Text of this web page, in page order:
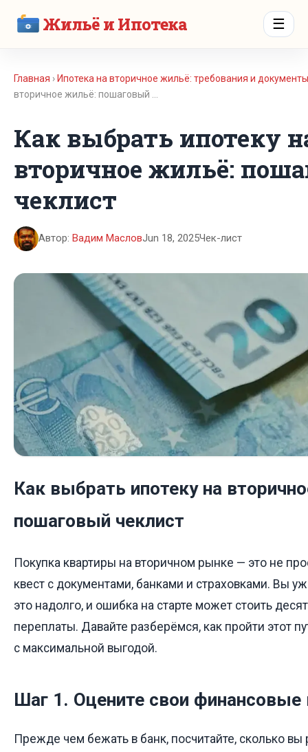
Жильё и Ипотека ☰
Главная › Ипотека на вторичное жильё: требования и документы
вторичное жильё: пошаговый …
Как выбрать ипотеку
вторичное жильё:
чеклист
Автор: Вадим МасловJun 18, 2025Чек-лист
Как выбрать ипотеку на
пошаговый чеклист
Покупка квартиры на вторичном рынке — это не
квест с документами, банками и страховками. Вы
это надолго, и ошибка на старте может стоить
переплаты. Давайте разберёмся, как пройти этот
с максимальной выгодой.
Шаг 1. Оцените свои
Прежде чем бежать в банк, посчитайте, сколько